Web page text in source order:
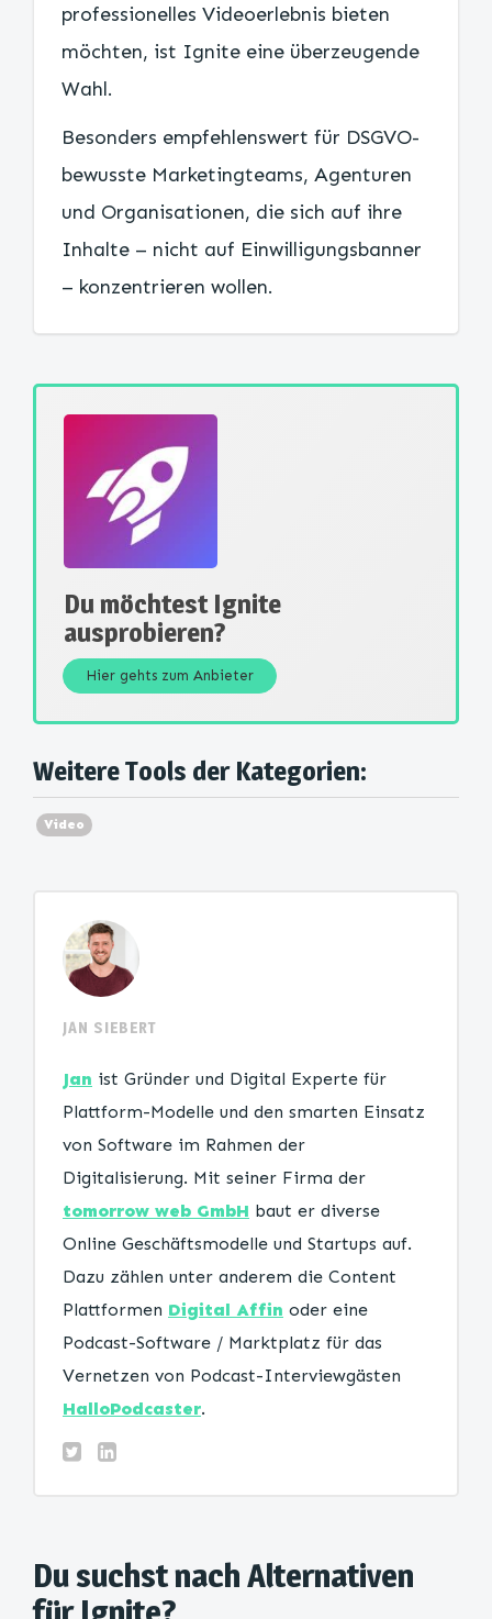
professionelles Videoerlebnis bieten
möchten, ist Ignite eine überzeugende
Wahl.
Besonders empfehlenswert für DSGVO-
bewusste Marketingteams, Agenturen
und Organisationen, die sich auf ihre
Inhalte – nicht auf Einwilligungsbanner
– konzentrieren wollen.
Du möchtest Ignite
ausprobieren?
Hier gehts zum Anbieter
Weitere Tools der Kategorien:
Video
JAN SIEBERT
Jan ist Gründer und Digital Experte für
Plattform-Modelle und den smarten Einsatz
von Software im Rahmen der
Digitalisierung. Mit seiner Firma der
tomorrow web GmbH baut er diverse
Online Geschäftsmodelle und Startups auf.
Dazu zählen unter anderem die Content
Plattformen Digital Affin oder eine
Podcast-Software / Marktplatz für das
Vernetzen von Podcast-Interviewgästen
HalloPodcaster.
Du suchst nach Alternativen
für Ignite?